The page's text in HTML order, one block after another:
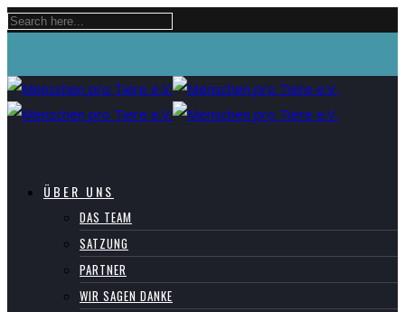
ÜBER UNS
DAS TEAM
SATZUNG
PARTNER
WIR SAGEN DANKE